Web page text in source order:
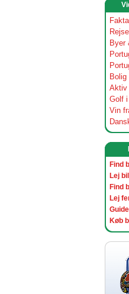
Byer
Aktiv
Golf i
Vin
Find
Lej
Find
Lej
Køb